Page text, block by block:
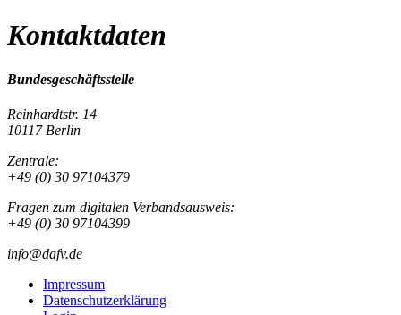
Kontaktdaten
Bundesgeschäftsstelle
Reinhardtstr. 14
10117 Berlin
Zentrale:
+49 (0) 30 97104379
Fragen zum digitalen Verbandsausweis:
+49 (0) 30 97104399
info@dafv.de
Impressum
Datenschutzerklärung